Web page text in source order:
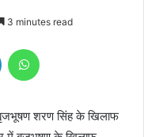
3 minutes read
LinkedIn
शरण सिंह के खिलाफ